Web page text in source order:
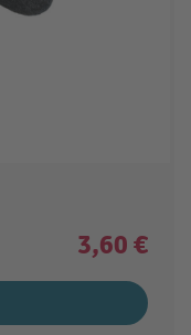
3,60 €